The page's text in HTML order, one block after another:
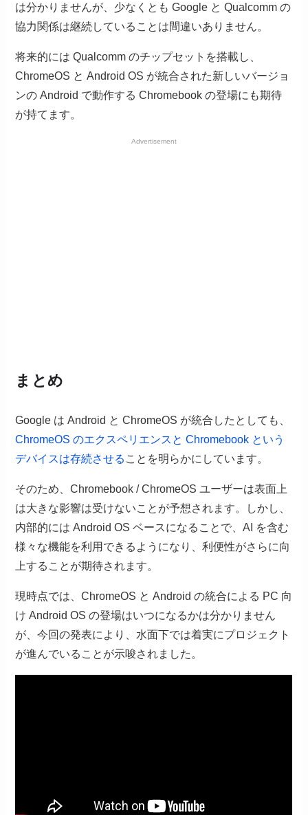
は分かりませんが、少なくとも Google と Qualcomm の
協力関係は継続していることは間違いありません。
将来的には Qualcomm のチップセットを搭載し、
ChromeOS と Android OS が統合された新しいバージョ
ンの Android で動作する Chromebook の登場にも期待
が持てます。
Advertisement
まとめ
Google は Android と ChromeOS が統合したとしても、
ChromeOS のエクスペリエンスと Chromebook という
デバイスは存続させる ことを明らかにしています。
そのため、Chromebook / ChromeOS ユーザーは表面上
は大きな影響は受けないことが予想されます。しかし、
内部的には Android OS ベースになることで、AI を含む
様々な機能を利用できるようになり、利便性がさらに向
上することが期待されます。
現時点では、ChromeOS と Android の統合による PC 向
け Android OS の登場はいつになるかは分かりません
が、今回の発表により、水面下では着実にプロジェクト
が進んでいることが示唆されました。